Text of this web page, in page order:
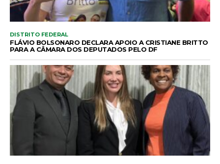
DISTRITO FEDERAL
FLÁVIO BOLSONARO DECLARA APOIO A CRISTIANE BRITTO
PARA A CÂMARA DOS DEPUTADOS PELO DF